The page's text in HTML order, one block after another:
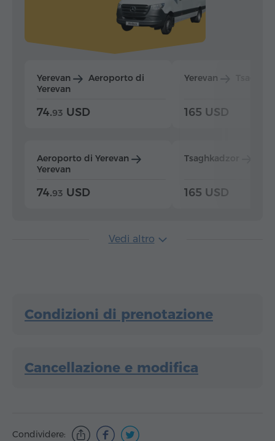
Yerevan
Aeroporto di
Yerevan
74.93 USD
Aeroporto di Yerevan
Yerevan
74.93 USD
Yerevan
165 USD
Tsaghkadzor
165 USD
Vedi altro
Condizioni di prenotazione
Cancellazione e modifica
Condividere: